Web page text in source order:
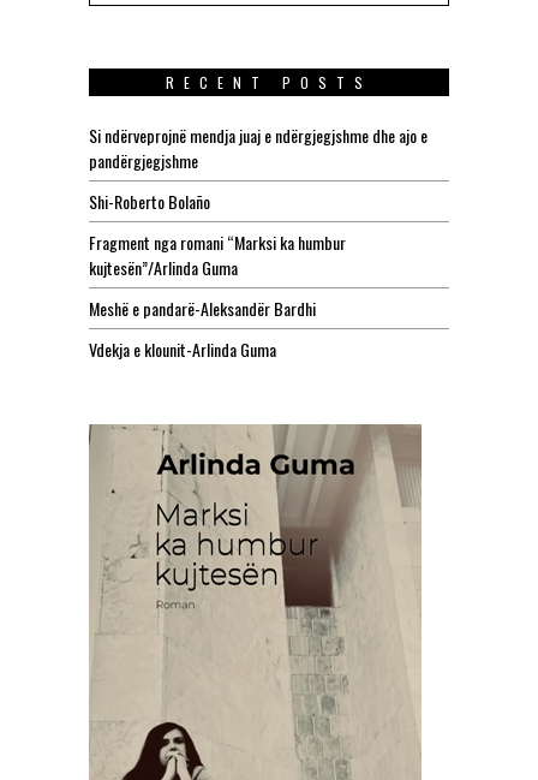
RECENT POSTS
Si ndërveprojnë mendja juaj e ndërgjegjshme dhe ajo e
pandërgjegjshme
Shi-Roberto Bolaño
Fragment nga romani “Marksi ka humbur
kujtesën”/Arlinda Guma
Meshë e pandarë-Aleksandër Bardhi
Vdekja e klounit-Arlinda Guma